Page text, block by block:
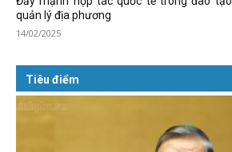
quản lý địa phương
14/02/2025
Tiêu điểm